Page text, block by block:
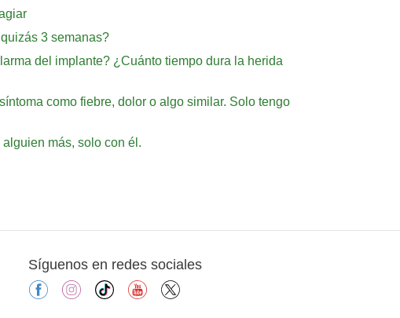
3 semanas?
del implante? ¿Cuánto tiempo dura la herida
como fiebre, dolor o algo similar. Solo tengo
más, solo con él.
Síguenos en redes sociales
facebookinstagram
tiktok youtube